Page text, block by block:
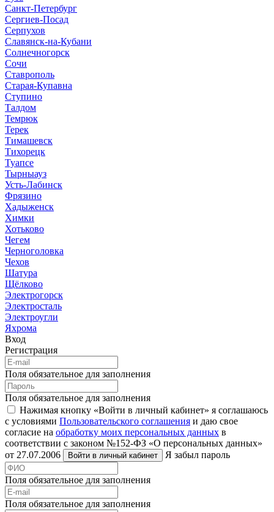
Санкт-Петербург
Сергиев-Посад
Серпухов
Славянск-на-Кубани
Солнечногорск
Сочи
Ставрополь
Старая-Купавна
Ступино
Талдом
Темрюк
Терек
Тимашевск
Тихорецк
Туапсе
Тырныауз
Усть-Лабинск
Фрязино
Хадыженск
Химки
Хотьково
Чегем
Черноголовка
Чехов
Шатура
Щёлково
Электрогорск
Электросталь
Электроугли
Яхрома
Вход
Регистрация
Поля обязательное для заполнения
Поля обязательное для заполнения
Нажимая кнопку «Войти в личный кабинет» я соглашаюсь
с условиями Пользовательского соглашения и даю свое
согласие на обработку моих персональных данных в
соответствии с законом №152-ФЗ «О персональных данных»
от 27.07.2006
Войти в личный кабинет Я забыл пароль
Поля обязательное для заполнения
Поля обязательное для заполнения